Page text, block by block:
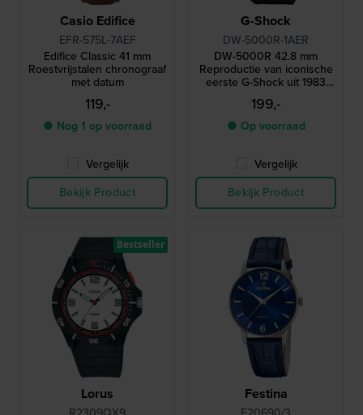
Casio Edifice
EFR-575L-7AEF
Edifice Classic 41 mm
Roestvrijstalen chronograaf
met datum
119,-
● Nog 1 op voorraad
Vergelijk
Bekijk Product
G-Shock
DW-5000R-1AER
DW-5000R 42.8 mm
Reproductie van iconische
eerste G-Shock uit 1983
met stalen kast
199,-
● Op voorraad
Vergelijk
Bekijk Product
Lorus
Bestseller
Festina